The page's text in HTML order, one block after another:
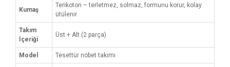
Kumaş
Terikoton – terletmez, solmaz, formunu korur, kolay
ütülenir
Takım
İçeriği
Üst + Alt (2 parça)
Model Tesettür nöbet takımı